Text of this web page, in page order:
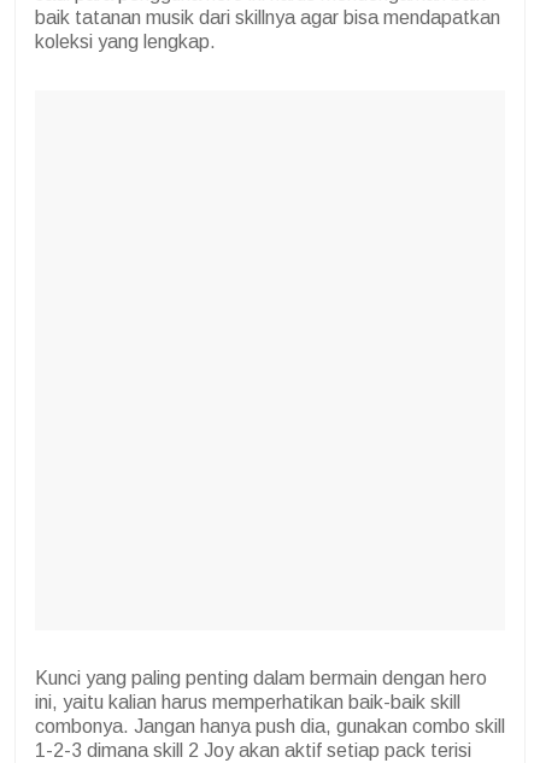
baik tatanan musik dari skillnya agar bisa mendapatkan
koleksi yang lengkap.
Kunci yang paling penting dalam bermain dengan hero
ini, yaitu kalian harus memperhatikan baik-baik skill
combonya. Jangan hanya push dia, gunakan combo skill
1-2-3 dimana skill 2 Joy akan aktif setiap pack terisi